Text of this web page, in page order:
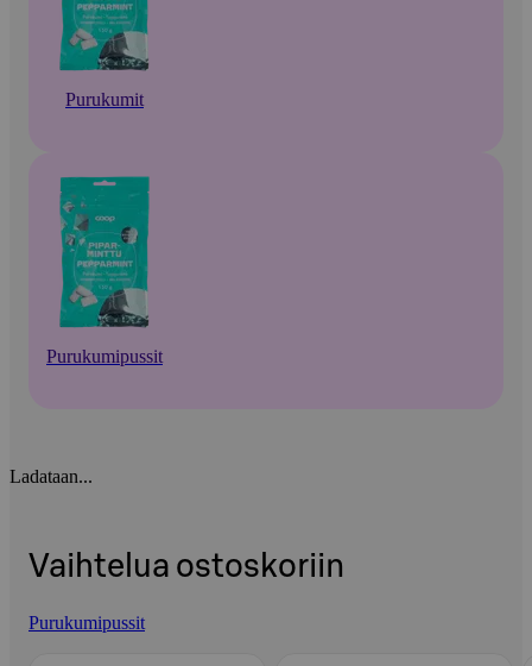
Purukumit
Purukumipussit
Ladataan...
Vaihtelua ostoskoriin
Purukumipussit